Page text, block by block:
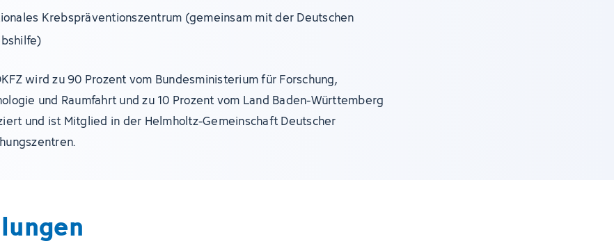
Krebspräventionszentrum (gemeinsam mit der Deutschen
wird zu 90 Prozent vom Bundesministerium für Forschung,
und Raumfahrt und zu 10 Prozent vom Land Baden-Württemberg
und ist Mitglied in der Helmholtz-Gemeinschaft Deutscher